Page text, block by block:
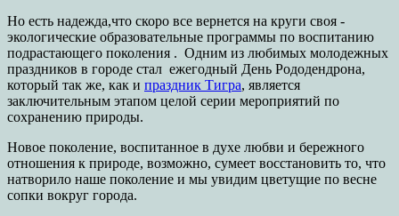
Но есть надежда,что скоро все вернется на круги своя -
экологические образовательные программы по воспитанию
подрастающего поколения . Одним из любимых молодежных
праздников в городе стал ежегодный День Рододендрона,
который так же, как и праздник Тигра, является
заключительным этапом целой серии мероприятий по
сохранению природы.
Новое поколение, воспитанное в духе любви и бережного
отношения к природе, возможно, сумеет восстановить то, что
натворило наше поколение и мы увидим цветущие по весне
сопки вокруг города.